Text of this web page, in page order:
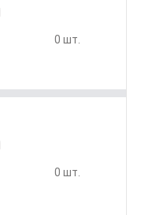
0 шт.
0 шт.